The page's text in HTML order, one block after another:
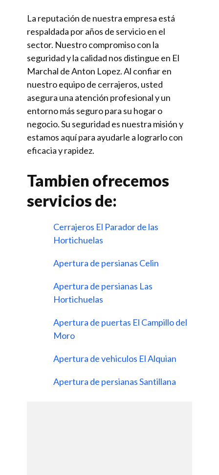
La reputación de nuestra empresa está
respaldada por años de servicio en el
sector. Nuestro compromiso con la
seguridad y la calidad nos distingue en El
Marchal de Anton Lopez. Al confiar en
nuestro equipo de cerrajeros, usted
asegura una atención profesional y un
entorno más seguro para su hogar o
negocio. Su seguridad es nuestra misión y
estamos aquí para ayudarle a lograrlo con
eficacia y rapidez.
Tambien ofrecemos
servicios de:
Cerrajeros El Parador de las
Hortichuelas
Apertura de persianas Celin
Apertura de persianas Las
Hortichuelas
Apertura de puertas El Campillo del
Moro
Apertura de vehiculos El Alquian
Apertura de persianas Santillana